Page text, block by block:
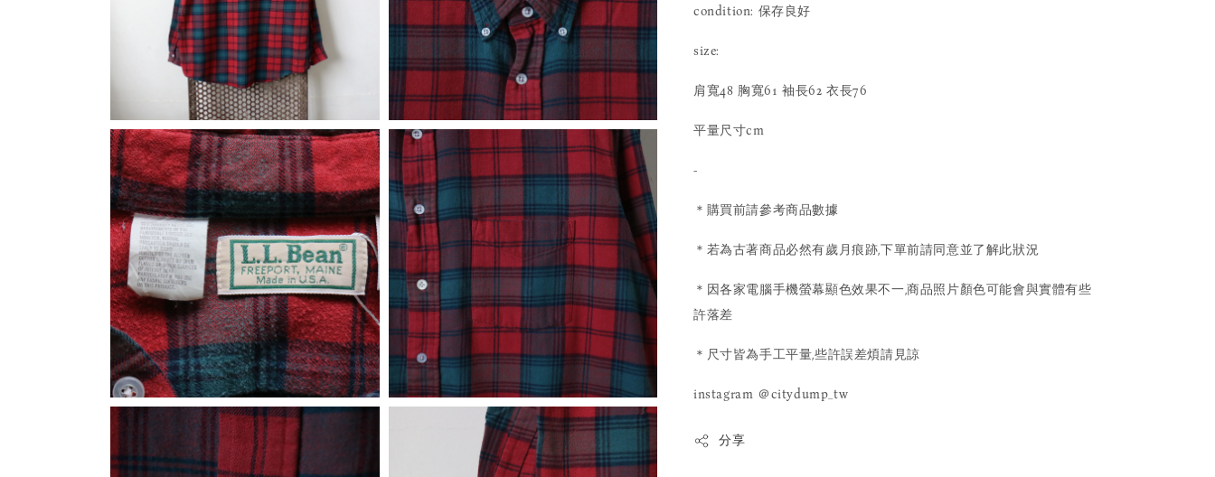
condition: 保存良好
size:
肩寬48 胸寬61 袖長62 衣長76
平量尺寸cm
-
＊購買前請參考商品數據
＊若為古著商品必然有歲月痕跡,下單前請同意並了解此狀況
＊因各家電腦手機螢幕顯色效果不一,商品照片顏色可能會與實體有些
許落差
＊尺寸皆為手工平量,些許誤差煩請見諒
instagram ＠citydump_tw
分享